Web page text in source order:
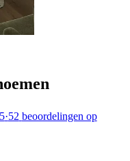
·52 beoordelingen op